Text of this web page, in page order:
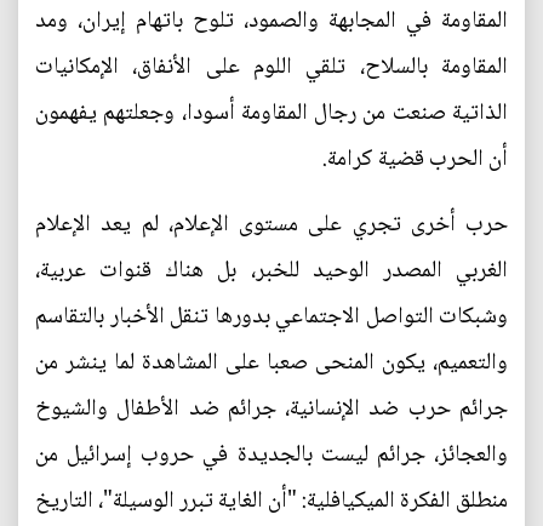
المقاومة في المجابهة والصمود، تلوح باتهام إيران، ومد
المقاومة بالسلاح، تلقي اللوم على الأنفاق، الإمكانيات
الذاتية صنعت من رجال المقاومة أسودا، وجعلتهم يفهمون
أن الحرب قضية كرامة.
حرب أخرى تجري على مستوى الإعلام، لم يعد الإعلام
الغربي المصدر الوحيد للخبر، بل هناك قنوات عربية،
وشبكات التواصل الاجتماعي بدورها تنقل الأخبار بالتقاسم
والتعميم، يكون المنحى صعبا على المشاهدة لما ينشر من
جرائم حرب ضد الإنسانية، جرائم ضد الأطفال والشيوخ
والعجائز، جرائم ليست بالجديدة في حروب إسرائيل من
منطلق الفكرة الميكيافلية: "أن الغاية تبرر الوسيلة"، التاريخ